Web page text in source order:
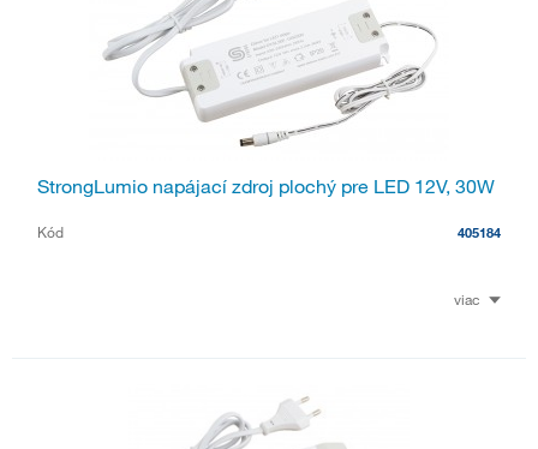
StrongLumio napájací zdroj plochý pre LED 12V, 30W
Kód 405184
viac